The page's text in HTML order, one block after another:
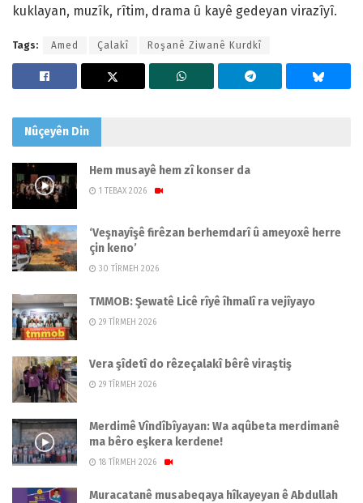
kuklayan, muzîk, rîtim, drama û kayê gedeyan virazîyî.
Tags: Amed Çalakî Roşanê Ziwanê Kurdkî
Nûçeyên Din
Hem musayê hem zî konser da
1 TEBAX 2026
‘Veşnayîşê firêzan berhemdarî û ameyoxê herre
çin keno’
30 TÎRMEH 2026
TMMOB: Şewatê Licê rîyê îhmalî ra vejîyayo
29 TÎRMEH 2026
Vera şîdetî do rêzeçalakî bêrê viraştiş
29 TÎRMEH 2026
Merdimê Vîndîbîyayan: Wa aqûbeta merdimanê
ma bêro eşkera kerdene!
18 TÎRMEH 2026
Muracatanê musabeqaya hîkayeyan ê Abdullah